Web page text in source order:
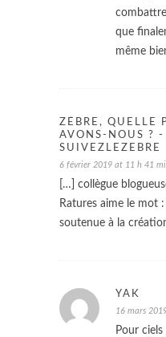
que
même
ZÈBRE, QUELLE
AVONS-NOUS ? -
SUIVEZLEZEBRE
6 février 2019 at 11 h 41
[…] collègue
Ratures aime le mot
soutenue à la
YAK
16 mars
Pour